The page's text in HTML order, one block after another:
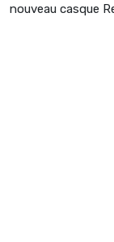
nouveau casque